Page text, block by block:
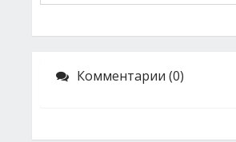
Комментарии (0)